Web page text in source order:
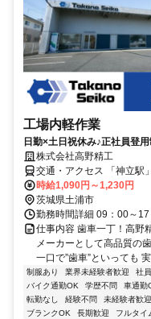
工場内軽作業
日勤×土日祝休み♪正社員登
株式会社高野精工
交通・アクセス 「神立駅
時給1,090円～1,230円
茨城県土浦市
勤務時間詳細 09：00～17
仕事内容 歯車一丁！高野
メーカーとして高品質の
一口で”歯車”といっても
制服あり 業界未経験者歓迎 社
バイク通勤OK
学歴不問 車通勤
転勤なし
経験不問 未経験者歓迎
ブランクOK
長期歓迎 フルタイ